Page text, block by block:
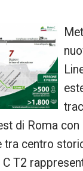
di Roma con
centro
T2